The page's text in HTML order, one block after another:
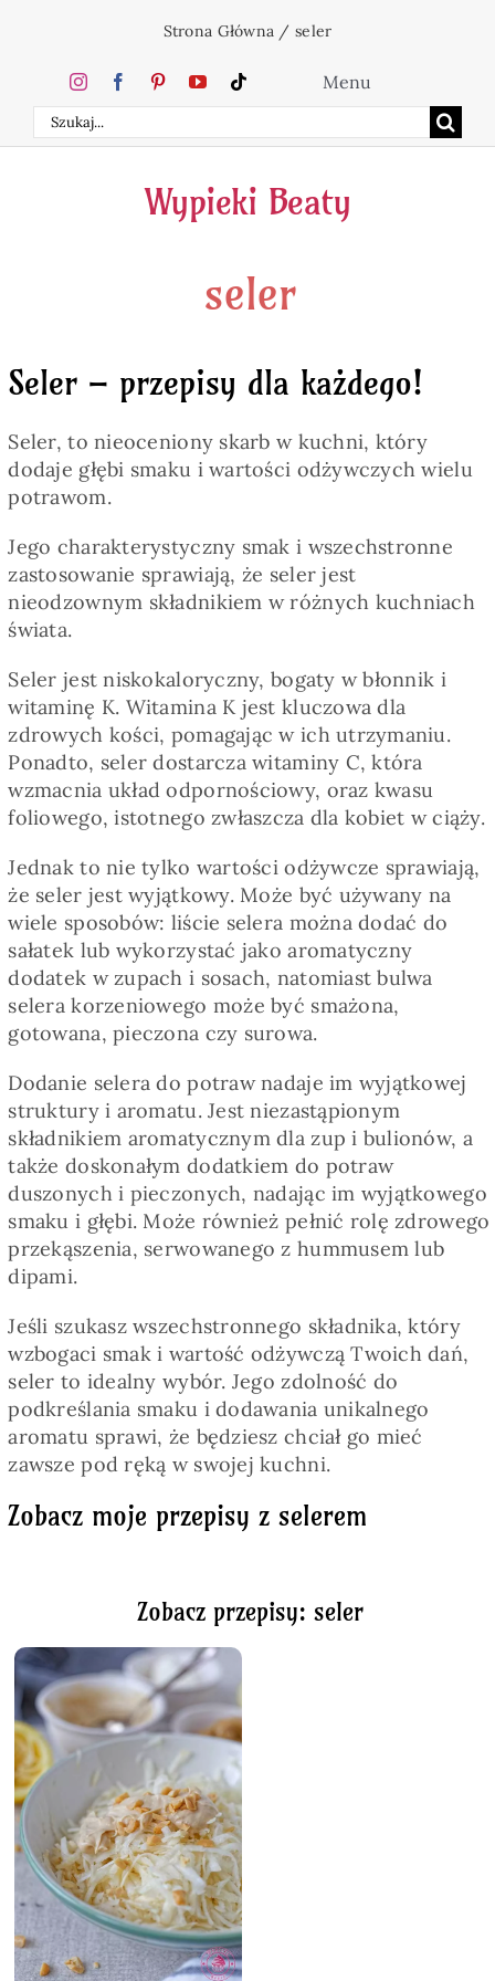
zawartości
Strona Główna / seler
Szukaj
Menu
Home
Ciasta
Napoje
Przetwory
Zdrowo i fit
Kuchnie świata
SKLEP
Polski
Wypieki Beaty
seler
Seler – przepisy dla każdego!
Seler, to nieoceniony skarb w kuchni, który
dodaje głębi smaku i wartości odżywczych wielu
potrawom.
Jego charakterystyczny smak i wszechstronne
zastosowanie sprawiają, że seler jest
nieodzownym składnikiem w różnych kuchniach
świata.
Seler jest niskokaloryczny, bogaty w błonnik i
witaminę K. Witamina K jest kluczowa dla
zdrowych kości, pomagając w ich utrzymaniu.
Ponadto, seler dostarcza witaminy C, która
wzmacnia układ odpornościowy, oraz kwasu
foliowego, istotnego zwłaszcza dla kobiet w ciąży.
Jednak to nie tylko wartości odżywcze sprawiają,
że seler jest wyjątkowy. Może być używany na
wiele sposobów: liście selera można dodać do
sałatek lub wykorzystać jako aromatyczny
dodatek w zupach i sosach, natomiast bulwa
selera korzeniowego może być smażona,
gotowana, pieczona czy surowa.
Dodanie selera do potraw nadaje im wyjątkowej
struktury i aromatu. Jest niezastąpionym
składnikiem aromatycznym dla zup i bulionów, a
także doskonałym dodatkiem do potraw
duszonych i pieczonych, nadając im wyjątkowego
smaku i głębi. Może również pełnić rolę zdrowego
przekąszenia, serwowanego z hummusem lub
dipami.
Jeśli szukasz wszechstronnego składnika, który
wzbogaci smak i wartość odżywczą Twoich dań,
seler to idealny wybór. Jego zdolność do
podkreślania smaku i dodawania unikalnego
aromatu sprawi, że będziesz chciał go mieć
zawsze pod ręką w swojej kuchni.
Zobacz moje przepisy z selerem
Zobacz przepisy: seler